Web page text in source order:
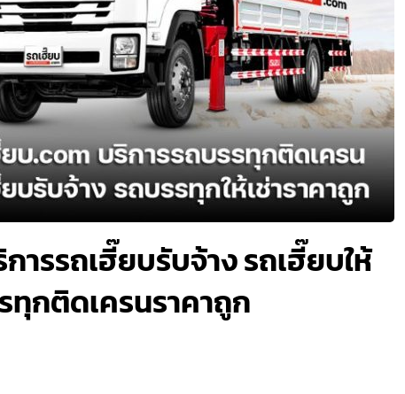
รรถเฮี๊ยบรับจ้าง รถเฮี๊ยบให้
ทุกติดเครนราคาถูก